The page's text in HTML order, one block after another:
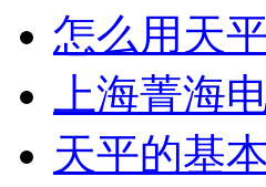
怎么用天
上海菁海
天平的基